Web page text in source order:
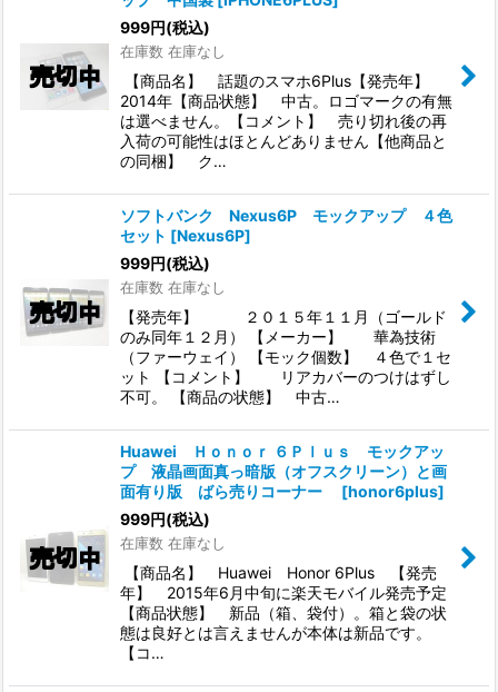
999円(税込)
在庫数 在庫なし
【商品名】 話題のスマホ6Plus【発売年】
2014年【商品状態】 中古。ロゴマークの有無
は選べません。【コメント】 売り切れ後の再
入荷の可能性はほとんどありません【他商品と
の同梱】 ク…
ソフトバンク Nexus6P モックアップ ４色
セット [Nexus6P]
999円(税込)
在庫数 在庫なし
【発売年】 ２０１５年１１月（ゴールド
のみ同年１２月） 【メーカー】 華為技術
（ファーウェイ） 【モック個数】 ４色で１セ
ット 【コメント】 リアカバーのつけはずし
不可。 【商品の状態】 中古…
Huawei Ｈｏｎｏｒ ６Ｐｌｕｓ モックアッ
プ 液晶画面真っ暗版（オフスクリーン）と画
面有り版 ばら売りコーナー
[honor6plus]
999円(税込)
在庫数 在庫なし
【商品名】 Huawei Honor 6Plus 【発売
年】 2015年6月中旬に楽天モバイル発売予定
【商品状態】 新品（箱、袋付）。箱と袋の状
態は良好とは言えませんが本体は新品です。
【コ…